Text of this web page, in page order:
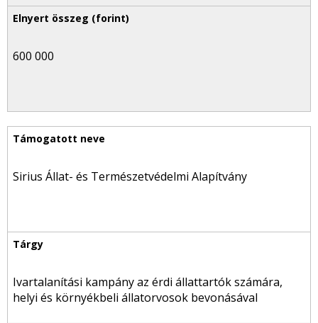
600 000
Sirius Állat- és Természetvédelmi Alapítvány
Ivartalanítási kampány az érdi állattartók számára,
helyi és környékbeli állatorvosok bevonásával